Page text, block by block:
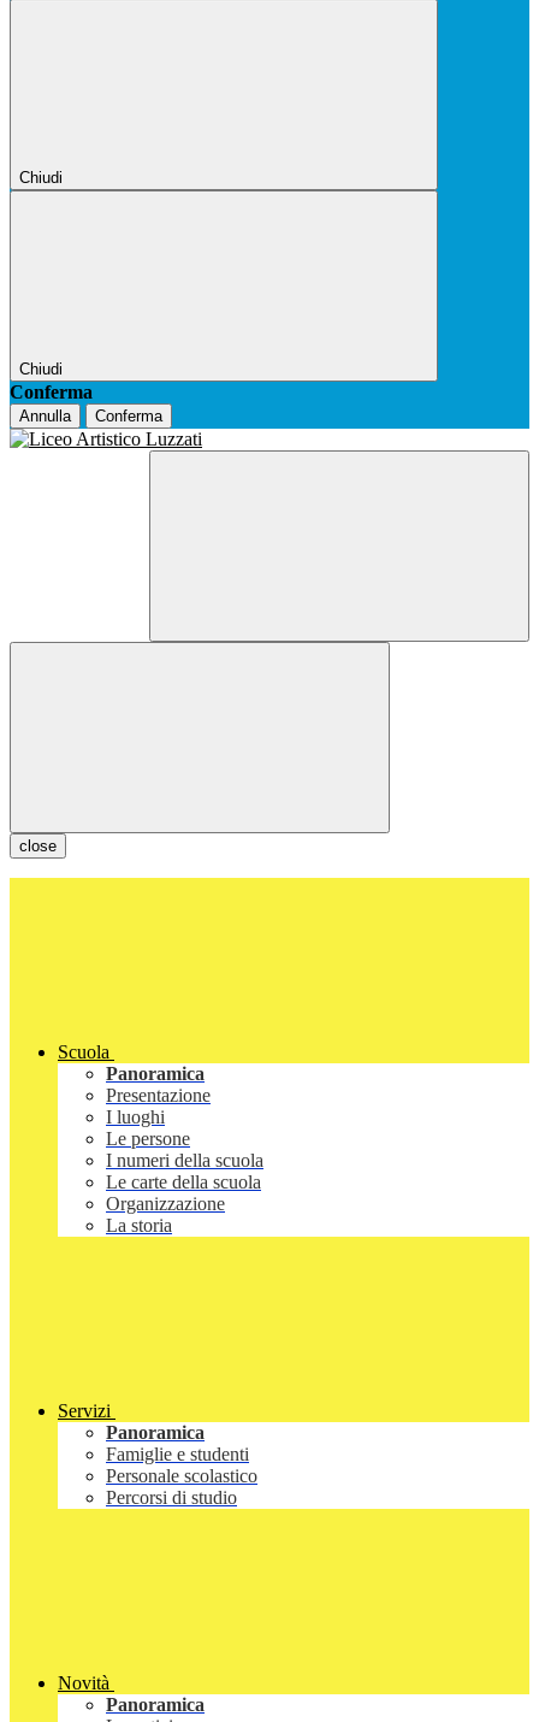
Chiudi
Chiudi
Conferma
Annulla Conferma
close
Scuola
Panoramica
Presentazione
I luoghi
Le persone
I numeri della scuola
Le carte della scuola
Organizzazione
La storia
Servizi
Panoramica
Famiglie e studenti
Personale scolastico
Percorsi di studio
Novità
Panoramica